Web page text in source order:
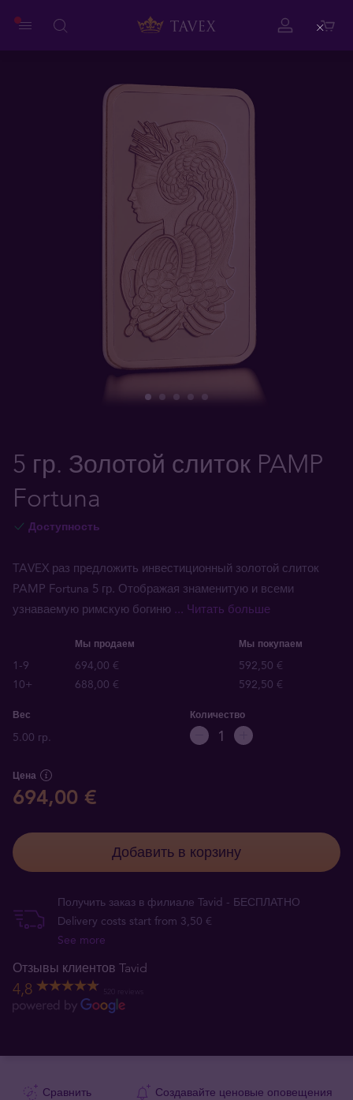
5 гр. Золотой слиток PAMP
Fortuna
Доступность
TAVEX раз предложить инвестиционный золотой слиток
PAMP Fortuna 5 гр. Отображая знаменитую и всеми
узнаваемую римскую богиню ... Читать больше
Мы продаем Мы покупаем
1-9 694,00 €
592,50 €
10+
688,00 € 592,50 €
Вес
5.00 гр.
Количество
Цена
694,00 €
Добавить в корзину
Получить заказ в филиале Tavid - БЕСПЛАТНО
Delivery costs start from 3,50 €
See more
Отзывы клиентов Tavid
4,8
Сравнить Создавайте ценовые оповещения
Close